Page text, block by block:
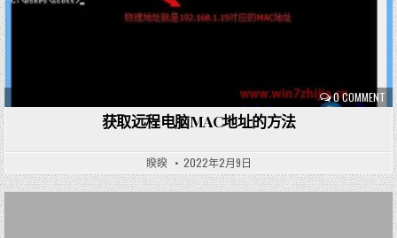
0 COMMENT
获取远程电脑MAC地址的方法
睽睽 2022年2月9日